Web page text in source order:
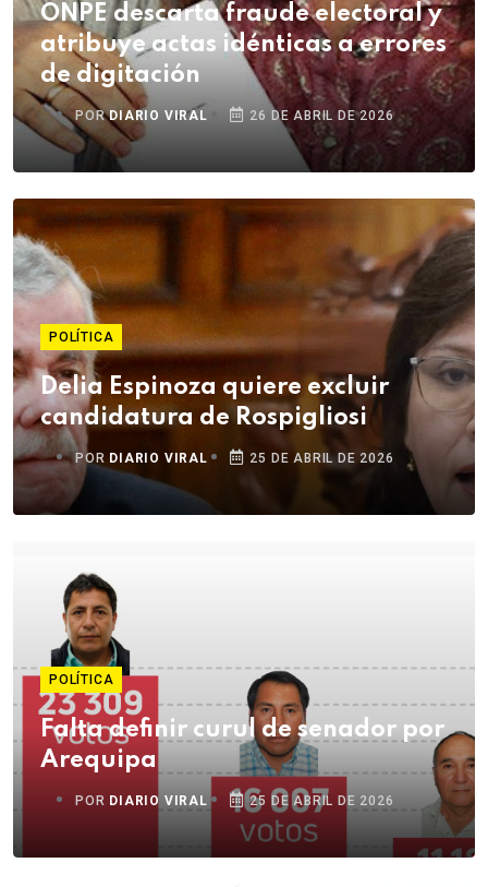
ONPE descarta fraude electoral y
atribuye actas idénticas a errores
de digitación
PORDIARIO VIRAL 26 DE ABRIL DE 2026
POLÍTICA
Delia Espinoza quiere excluir
candidatura de Rospigliosi
POR DIARIO VIRAL 25 DE ABRIL DE 2026
POLÍTICA
Falta definir curul de senador por
Arequipa
POR DIARIO VIRAL 25 DE ABRIL DE 2026